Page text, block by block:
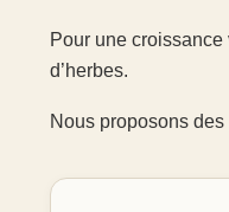
Pour une croissance
d’herbes.
Nous proposons